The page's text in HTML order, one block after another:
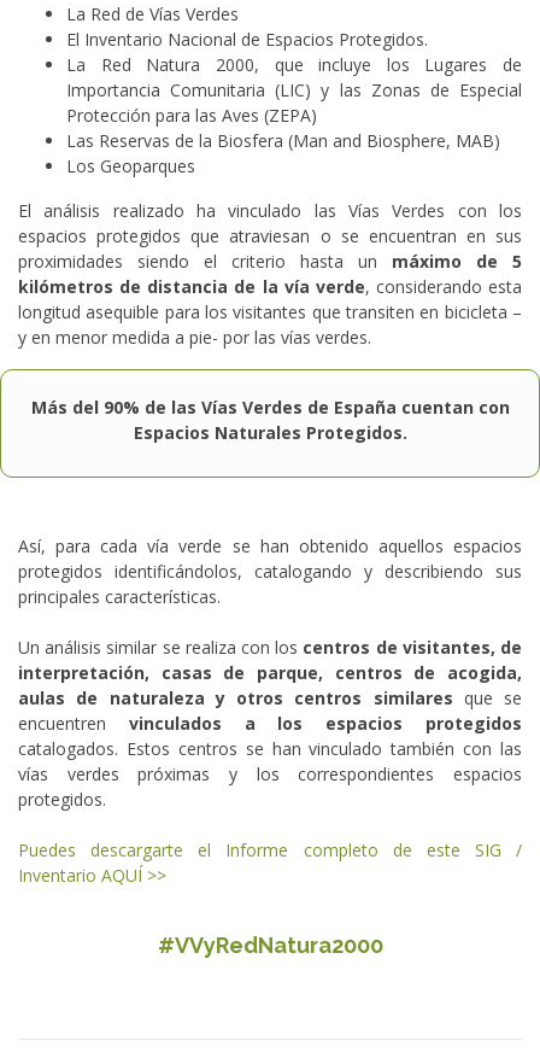
La Red de Vías Verdes
El Inventario Nacional de Espacios Protegidos.
La Red Natura 2000, que incluye los Lugares de
Importancia Comunitaria (LIC) y las Zonas de Especial
Protección para las Aves (ZEPA)
Las Reservas de la Biosfera (Man and Biosphere, MAB)
Los Geoparques
El análisis realizado ha vinculado las Vías Verdes con los
espacios protegidos que atraviesan o se encuentran en sus
proximidades siendo el criterio hasta un máximo de 5
kilómetros de distancia de la vía verde, considerando esta
longitud asequible para los visitantes que transiten en bicicleta –
y en menor medida a pie- por las vías verdes.
Más del 90% de las Vías Verdes de España cuentan con
Espacios Naturales Protegidos.
Así, para cada vía verde se han obtenido aquellos espacios
protegidos identificándolos, catalogando y describiendo sus
principales características.
Un análisis similar se realiza con los centros de visitantes, de
interpretación, casas de parque, centros de acogida,
aulas de naturaleza y otros centros similares que se
encuentren vinculados a los espacios protegidos
catalogados. Estos centros se han vinculado también con las
vías verdes próximas y los correspondientes espacios
protegidos.
Puedes descargarte el Informe completo de este SIG /
Inventario AQUÍ >>
#VVyRedNatura2000